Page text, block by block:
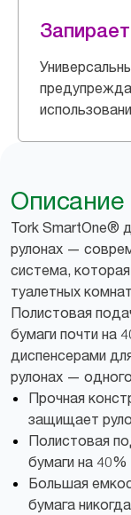
Описание
Tork SmartOne®
рулонах —
система,
туалетных
Полистовая
бумаги почти на
диспенсерами
рулонах —
Прочная
защищает
Полистовая
бумаги на 40%
Большая
бумага